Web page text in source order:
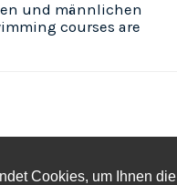
Cookies, um Ihnen die
und männlichen
courses are